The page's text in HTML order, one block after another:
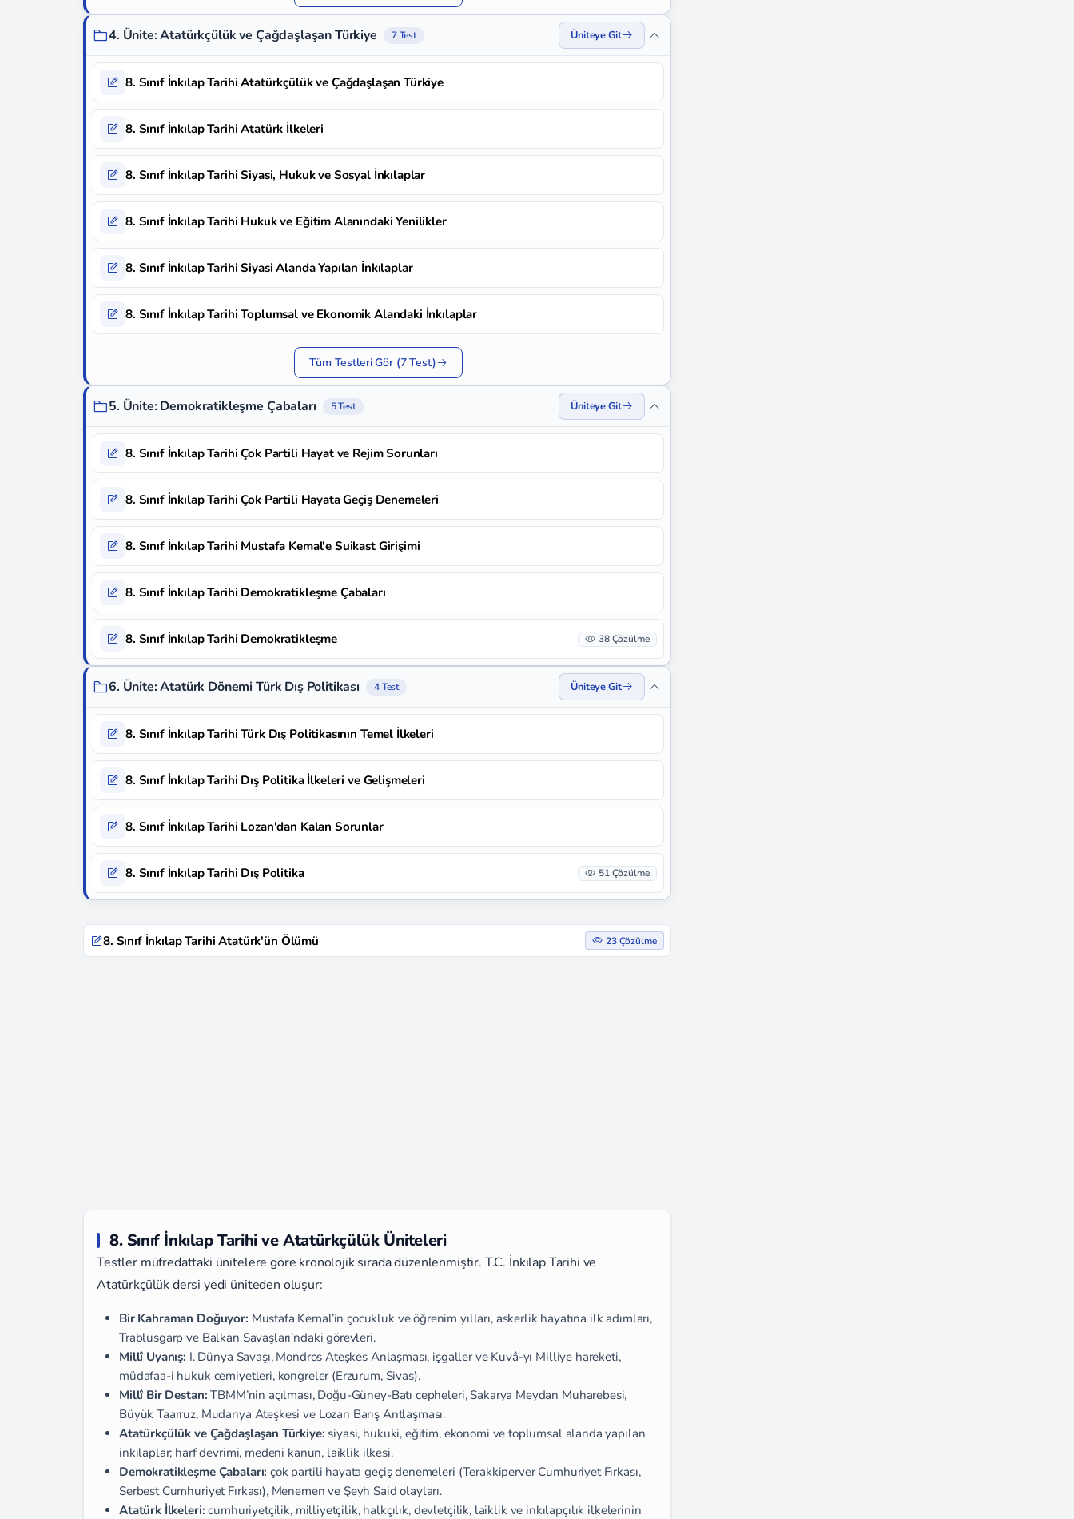
4. Ünite: Atatürkçülük ve Çağdaşlaşan Türkiye 7 Test Üniteye Git
8. Sınıf İnkılap Tarihi Atatürkçülük ve Çağdaşlaşan Türkiye
8. Sınıf İnkılap Tarihi Atatürk İlkeleri
8. Sınıf İnkılap Tarihi Siyasi, Hukuk ve Sosyal İnkılaplar
8. Sınıf İnkılap Tarihi Hukuk ve Eğitim Alanındaki Yenilikler
8. Sınıf İnkılap Tarihi Siyasi Alanda Yapılan İnkılaplar
8. Sınıf İnkılap Tarihi Toplumsal ve Ekonomik Alandaki İnkılaplar
Tüm Testleri Gör (7 Test)
5. Ünite: Demokratikleşme Çabaları 5 Test Üniteye Git
8. Sınıf İnkılap Tarihi Çok Partili Hayat ve Rejim Sorunları
8. Sınıf İnkılap Tarihi Çok Partili Hayata Geçiş Denemeleri
8. Sınıf İnkılap Tarihi Mustafa Kemal'e Suikast Girişimi
8. Sınıf İnkılap Tarihi Demokratikleşme Çabaları
8. Sınıf İnkılap Tarihi Demokratikleşme 38 Çözülme
6. Ünite: Atatürk Dönemi Türk Dış Politikası 4 Test Üniteye Git
8. Sınıf İnkılap Tarihi Türk Dış Politikasının Temel İlkeleri
8. Sınıf İnkılap Tarihi Dış Politika İlkeleri ve Gelişmeleri
8. Sınıf İnkılap Tarihi Lozan'dan Kalan Sorunlar
8. Sınıf İnkılap Tarihi Dış Politika 51 Çözülme
8. Sınıf İnkılap Tarihi Atatürk'ün Ölümü 23 Çözülme
8. Sınıf İnkılap Tarihi ve Atatürkçülük Üniteleri
Testler müfredattaki ünitelere göre kronolojik sırada düzenlenmiştir. T.C. İnkılap Tarihi ve
Atatürkçülük dersi yedi üniteden oluşur:
Bir Kahraman Doğuyor: Mustafa Kemal’in çocukluk ve öğrenim yılları, askerlik hayatına ilk adımları,
Trablusgarp ve Balkan Savaşları’ndaki görevleri.
Millî Uyanış: I. Dünya Savaşı, Mondros Ateşkes Anlaşması, işgaller ve Kuvâ-yı Milliye hareketi,
müdafaa-i hukuk cemiyetleri, kongreler (Erzurum, Sivas).
Millî Bir Destan: TBMM’nin açılması, Doğu-Güney-Batı cepheleri, Sakarya Meydan Muharebesi,
Büyük Taarruz, Mudanya Ateşkesi ve Lozan Barış Antlaşması.
Atatürkçülük ve Çağdaşlaşan Türkiye: siyasi, hukuki, eğitim, ekonomi ve toplumsal alanda yapılan
inkılaplar; harf devrimi, medeni kanun, laiklik ilkesi.
Demokratikleşme Çabaları: çok partili hayata geçiş denemeleri (Terakkiperver Cumhuriyet Fırkası,
Serbest Cumhuriyet Fırkası), Menemen ve Şeyh Said olayları.
Atatürk İlkeleri: cumhuriyetçilik, milliyetçilik, halkçılık, devletçilik, laiklik ve inkılapçılık ilkelerinin